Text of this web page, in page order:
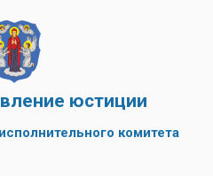
юстиции
комитета